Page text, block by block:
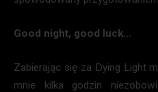
Good night, good luck…
Zabierając się za Dying Light
mnie kilka godzin